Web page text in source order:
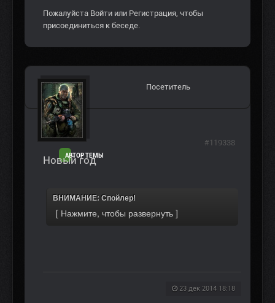
Пожалуйста Войти или Регистрация , чтобы
присоединиться к беседе.
АВТОР ТЕМЫ
Посетитель
Новый год
ВНИМАНИЕ: Спойлер!
23 дек 2014 18:18
#119338